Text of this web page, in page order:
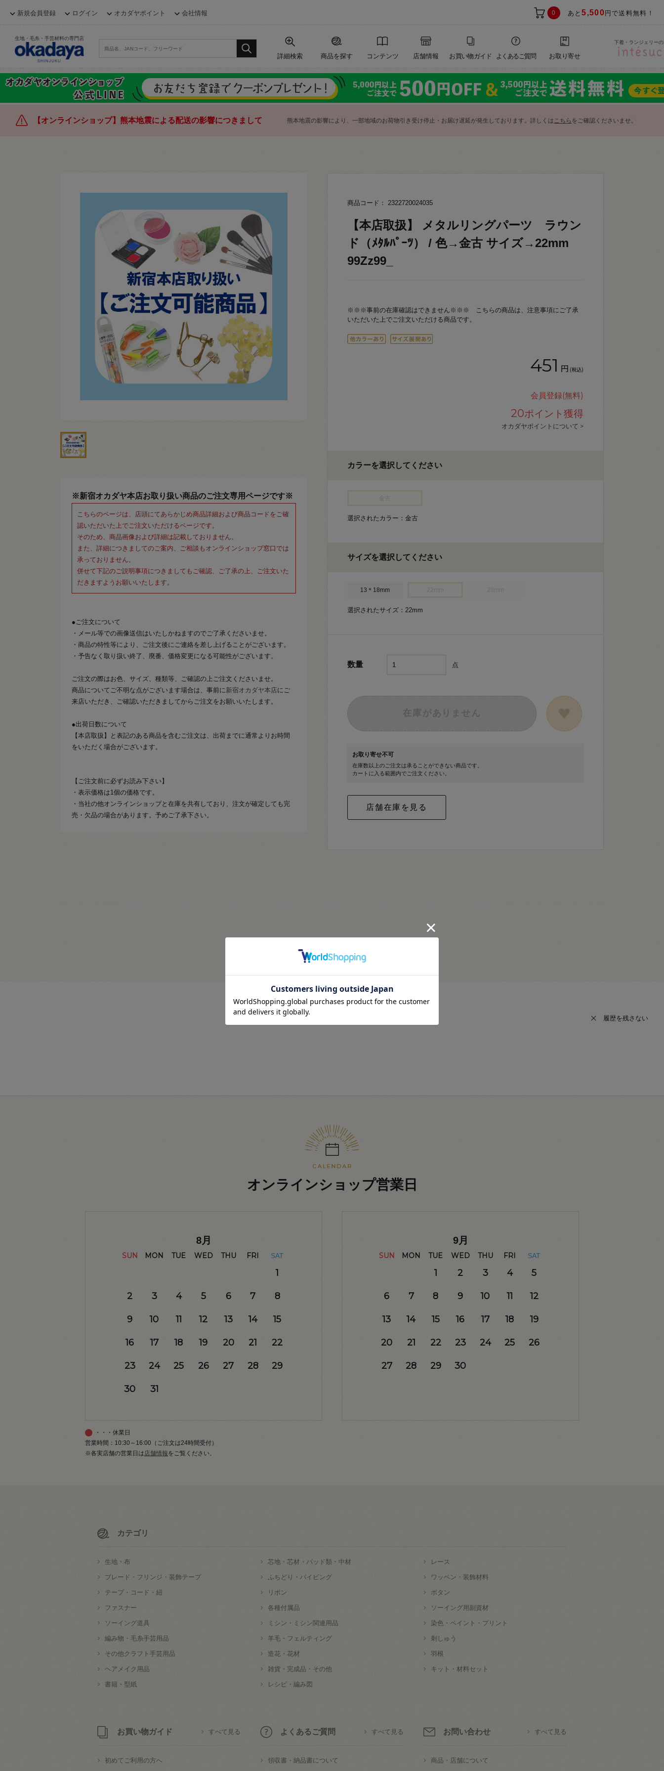
新規会員登録 ログイン オカダヤポイント 会社情報 0 あと5,500 円で送料無料！
生地・毛糸・手芸材料の専門店
詳細検索 商品を探す コンテンツ 店舗情報 お買い物ガイド よくあるご質問 お取り寄せ
下着・ランジェリー
【オンラインショップ】熊本地震による配送の影響につきまして 熊本地震の影響により、一部地域のお荷物引き受け停止・お届け遅延が発生しております。詳しくはこちら をご確認くださいませ。
※新宿オカダヤ本店お取り扱い商品のご注文専用ページです※
こちらのページは、店頭にてあらかじめ商品詳細および商品コードをご確
認いただいた上でご注文いただけるページです。
そのため、商品画像および詳細は記載しておりません。
また、詳細につきましてのご案内、ご相談もオンラインショップ窓口では
承っておりません。
併せて下記のご説明事項につきましてもご確認、ご了承の上、ご注文いた
だきますようお願いいたします。
●ご注文について
・メール等での画像送信はいたしかねますのでご了承くださいませ。
・商品の特性等により、ご注文後にご連絡を差し上げることがございます。
・予告なく取り扱い終了、廃番、価格変更になる可能性がございます。
ご注文の際はお色、サイズ、種類等、ご確認の上ご注文くださいませ。
商品についてご不明な点がございます場合は、事前に 新宿オカダヤ本店にご
来店いただき、ご確認いただきましてからご注文をお願いいたします。
●出荷日数について
【本店取扱】と表記のある商品を含むご注文は、出荷までに通常よりお時間
をいただく場合がございます。
【ご注文前に必ずお読み下さい】
・表示価格は1個の価格です。
・当社の他オンラインショップと在庫を共有しており、注文が確定しても完
売・欠品の場合があります。予めご了承下さい。
商品コード： 2322720024035
【本店取扱】 メタルリングパーツ ラウン
ド（ﾒﾀﾙﾊﾟｰﾂ） / 色→金古 サイズ→22mm
99Zz99_
※※※事前の在庫確認はできません※※※ こちらの商品は、注意事項にご了承
いただいた上でご注文いただける商品です。
451 円 (税込)
会員登録(無料)
20ポイント獲得
オカダヤポイントについて >
カラーを選択してください
選択されたカラー：金古
サイズを選択してください
13＊18mm
選択されたサイズ：22mm
数量 点
お取り寄せ不可
在庫数以上のご注文は承ることができない商品です。
カートに入る範囲内でご注文ください。
最近見た商品 履歴を残さない
オンラインショップ営業日
8月
SUN MON TUE WED THU FRI SAT
1
2 3 4 5 6 7 8
9 10 11 12 13 14 15
16 17 18 19 20 21 22
23 24 25 26 27 28 29
30 31
9月
SUN MON TUE WED THU FRI SAT
1 2 3 4 5
6 7 8 9 10 11 12
13 14 15 16 17 18 19
20 21 22 23 24 25 26
27 28 29 30
・・・休業日
営業時間：10:30～16:00（ご注文は24時間受付）
※各実店舗の営業日は店舗情報をご覧ください。
カテゴリ
生地・布 芯地・芯材・パッド類・中材 レース
ブレード・フリンジ・装飾テープ ふちどり・パイピング ワッペン・装飾材料
テープ・コード・紐 リボン ボタン
ファスナー 各種付属品 ソーイング用副資材
ソーイング道具 ミシン・ミシン関連用品 染色・ペイント・プリント
編み物・毛糸手芸用品 羊毛・フェルティング 刺しゅう
その他クラフト手芸用品 造花・花材 羽根
ヘアメイク用品 雑貨・完成品・その他 キット・材料セット
書籍・型紙 レシピ・編み図
お買い物ガイド すべて見る
初めてご利用の方へ
よくあるご質問 すべて見る
領収書・納品書について
お問い合わせ すべて見る
商品・店舗について